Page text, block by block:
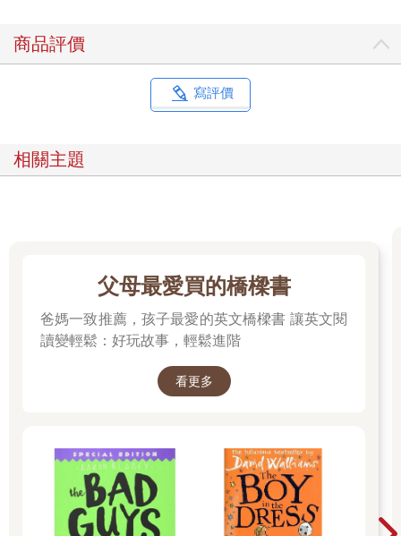
商品評價
寫評價
相關主題
父母最愛買的橋樑書
爸媽一致推薦，孩子最愛的英文橋樑書 讓英文閱
讀變輕鬆：好玩故事，輕鬆進階
看更多